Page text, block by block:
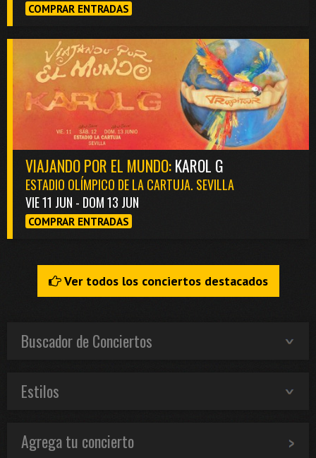
COMPRAR ENTRADAS
VIAJANDO POR EL MUNDO:KAROL G
ESTADIO OLÍMPICO DE LA CARTUJA. SEVILLA
VIE 11 JUN - DOM 13 JUN
COMPRAR ENTRADAS
Ver todos los conciertos destacados
Buscador de Conciertos
Estilos
Agrega tu concierto